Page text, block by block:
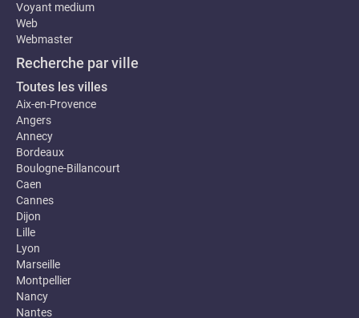
Voyant medium
Web
Webmaster
Recherche par ville
Toutes les villes
Aix-en-Provence
Angers
Annecy
Bordeaux
Boulogne-Billancourt
Caen
Cannes
Dijon
Lille
Lyon
Marseille
Montpellier
Nancy
Nantes